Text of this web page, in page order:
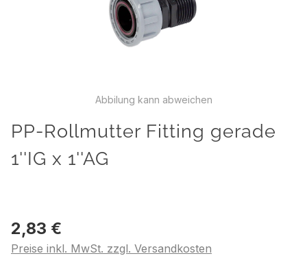
Abbilung kann abweichen
PP-Rollmutter Fitting gerade
1''IG x 1''AG
2,83 €
Preise inkl. MwSt. zzgl. Versandkosten